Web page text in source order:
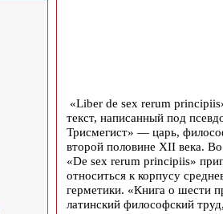
«Liber de sex rerum
текст, написанный под
Трисмегист» — царь,
второй половине XII века.
«De sex rerum principiis»
относиться к корпусу
герметики. «Книга о шести
латинский философский